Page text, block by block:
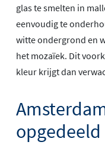
glas te smelten in
eenvoudig te
witte ondergrond en
het mozaïek. Dit
kleur krijgt dan